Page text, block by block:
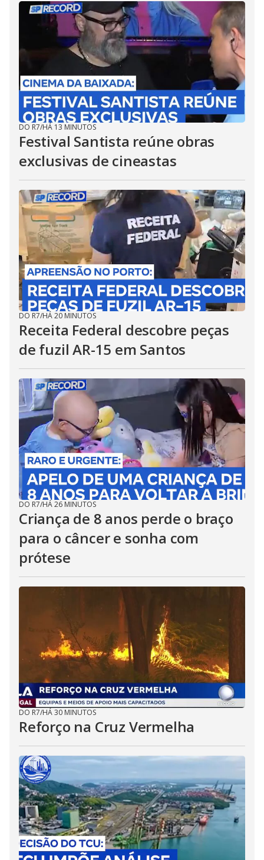
DO R7/HÁ 13 MINUTOS
Festival Santista reúne obras
exclusivas de cineastas
DO R7/HÁ 20 MINUTOS
Receita Federal descobre peças
de fuzil AR-15 em Santos
DO R7/HÁ 26 MINUTOS
Criança de 8 anos perde o braço
para o câncer e sonha com
prótese
DO R7/HÁ 30 MINUTOS
Reforço na Cruz Vermelha